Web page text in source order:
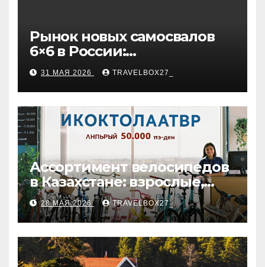
Рынок новых самосвалов
6×6 в России:
характеристики и цены
31 МАЯ 2026 TRAVELBOX27_
Ассортимент велосипедов
в Казахстане: взрослые,
детские и городские
модели, ценовые
категории и варианты
рассрочки
28 МАЯ 2026 TRAVELBOX27_